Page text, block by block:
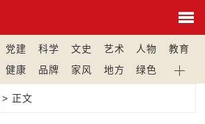
党建 科学 文史 艺术 人物
教育
健康 品牌 家风 地方 绿色
> 正文